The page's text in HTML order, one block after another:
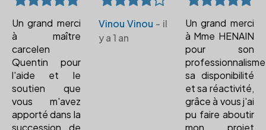
Un grand merci
à maître
carcelen
Quentin pour
l'aide et le
soutien que
vous m'avez
apporté dans la
succession de
Vinou Vinou - il
y a 1 an
Un grand merci
à Mme HENAIN
pour son
professionnalisme
sa disponibilité
et sa réactivité,
grâce à vous j'ai
pu faire aboutir
mon projet